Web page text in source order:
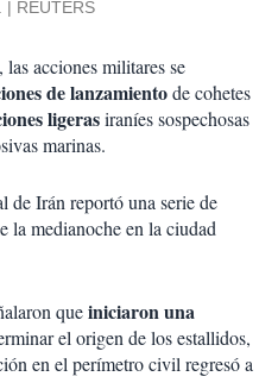
REUTERS
acciones militares se
de lanzamientode cohetes
ligerasiraníes sospechosas
marinas.
de Irán reportó una serie de
la medianoche en la ciudad
queiniciaron una
el origen de los estallidos,
en el perímetro civil regresó a